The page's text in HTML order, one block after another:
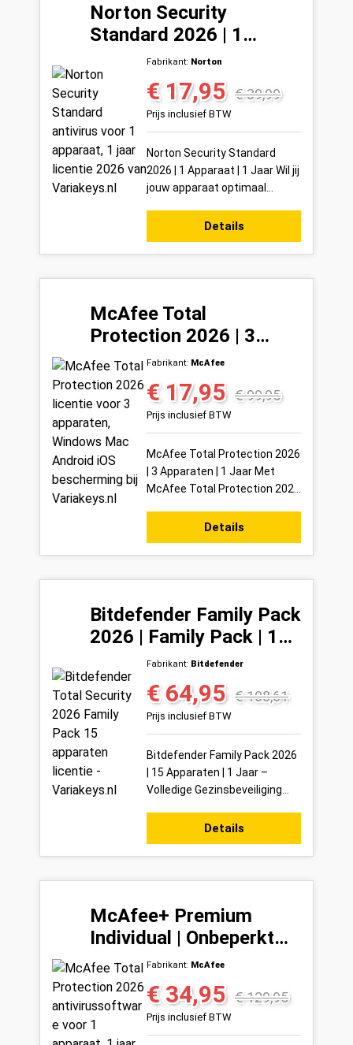
Norton Security
Standard 2026 | 1
Apparaat | 1 Jaar
Fabrikant: Norton
Verkoopprijs:
€ 17,95 Normale prijs:
€ 39,99
Prijs inclusief BTW
Norton Security Standard
2026 | 1 Apparaat | 1 Jaar Wil jij
jouw apparaat optimaal
slimmer wordende digitale
dreigingen va...
Details
McAfee Total
Protection 2026 | 3
Apparaten | 1 Jaar
Fabrikant: McAfee
Verkoopprijs:
€ 17,95 Normale prijs:
€ 99,95
Prijs inclusief BTW
McAfee Total Protection 2026
| 3 Apparaten | 1 Jaar Met
McAfee Total Protection 2026
tegelijk met één van de meest
comple...
Details
Bitdefender Family Pack
2026 | Family Pack | 15
Apparaten | 1 Jaar
Fabrikant: Bitdefender
Verkoopprijs:
€ 64,95 Normale prijs:
€ 108,61
Prijs inclusief BTW
Bitdefender Family Pack 2026
| 15 Apparaten | 1 Jaar –
Volledige Gezinsbeveiliging
Pack 2026 beveilig je in één
keer tot 15...
Details
McAfee+ Premium
Individual | Onbeperkt
aantal installaties | 1
Jaar
Fabrikant: McAfee
Verkoopprijs:
€ 34,95 Normale prijs:
€ 129,95
Prijs inclusief BTW